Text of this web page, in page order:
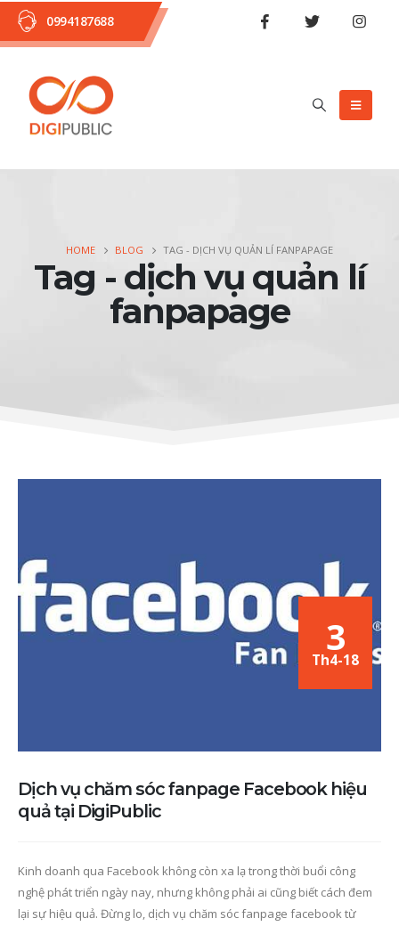
0994187688
HOME BLOG TAG - DỊCH VỤ QUẢN LÍ FANPAPAGE
Tag - dịch vụ quản lí
fanpapage
3
Th4-18
Dịch vụ chăm sóc fanpage Facebook hiệu
quả tại DigiPublic
Kinh doanh qua Facebook không còn xa lạ trong thời buổi công
nghệ phát triển ngày nay, nhưng không phải ai cũng biết cách đem
lại sự hiệu quả. Đừng lo, dịch vụ chăm sóc fanpage facebook từ